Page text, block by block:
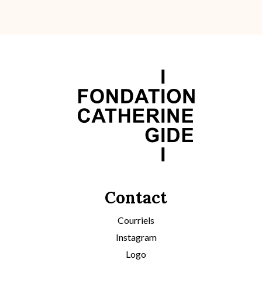
Contact
Courriels
Instagram
Logo